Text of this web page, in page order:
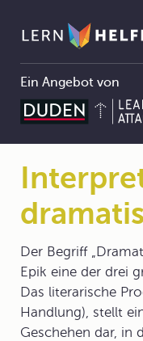
Ein Angebot von
2.1 Schriftliche Texte
Der Begriff
Epik eine der drei
Das literarische
Handlung), stellt
Geschehen dar, in